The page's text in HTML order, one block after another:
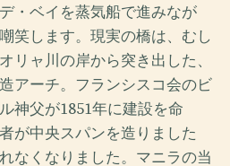
・ベイを蒸気船で進みなが
笑します。現実の橋は、むし
リャ川の岸から突き出した、
アーチ。フランシスコ会のビ
神父が1851年に建設を命
が中央スパンを造りました
なくなりました。マニラの当